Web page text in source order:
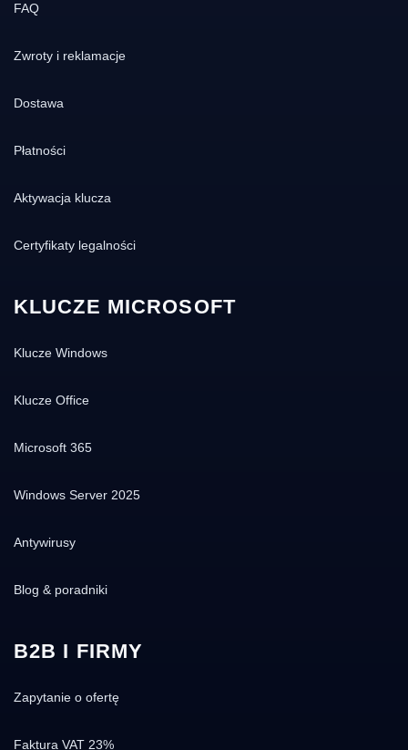
FAQ
Zwroty i reklamacje
Dostawa
Płatności
Aktywacja klucza
Certyfikaty legalności
KLUCZE MICROSOFT
Klucze Windows
Klucze Office
Microsoft 365
Windows Server 2025
Antywirusy
Blog & poradniki
B2B I FIRMY
Zapytanie o ofertę
Faktura VAT 23%